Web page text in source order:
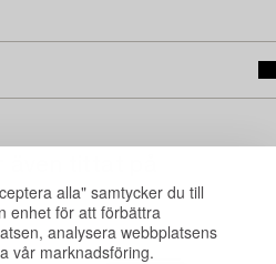
alla" samtycker du till
enhet för att förbättra
analysera webbplatsens
vår marknadsföring.